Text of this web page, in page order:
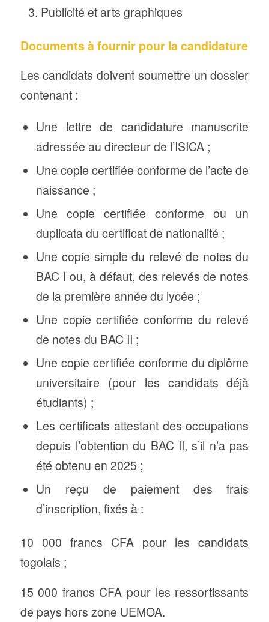
Publicité et arts graphiques
Documents à fournir pour la candidature
Les candidats doivent soumettre un dossier
contenant :
Une lettre de candidature manuscrite
adressée au directeur de l’ISICA ;
Une copie certifiée conforme de l’acte de
naissance ;
Une copie certifiée conforme ou un
duplicata du certificat de nationalité ;
Une copie simple du relevé de notes du
BAC I ou, à défaut, des relevés de notes
de la première année du lycée ;
Une copie certifiée conforme du relevé
de notes du BAC II ;
Une copie certifiée conforme du diplôme
universitaire (pour les candidats déjà
étudiants) ;
Les certificats attestant des occupations
depuis l’obtention du BAC II, s’il n’a pas
été obtenu en 2025 ;
Un reçu de paiement des frais
d’inscription, fixés à :
10 000 francs CFA pour les candidats
togolais ;
15 000 francs CFA pour les ressortissants
de pays hors zone UEMOA.